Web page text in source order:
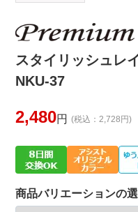
スタイリッシュ
NKU-37
2,480円 (税込：2,728円)
商品バリエーションの